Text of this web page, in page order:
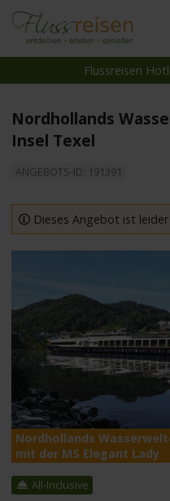
Reiseziele
Schiffe
Flussreisen
Nordhollands
Insel Texel
ANGEBOTS-ID: 191391
Dieses Angebot ist
Nordhollands
mit der MS Elegant Lady
All-Inclusive